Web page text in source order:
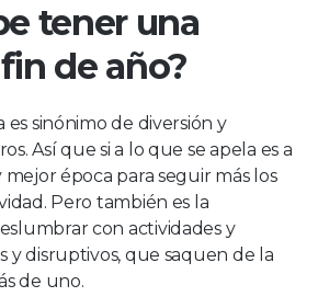
tener una
de año?
es sinónimo de diversión y
Así que si a lo que se apela es a
mejor época para seguir más los
Pero también es la
con actividades y
y disruptivos, que saquen de la
de uno.